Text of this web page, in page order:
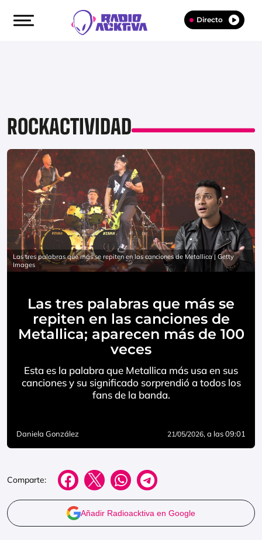
Directo
ROCKACTIVIDAD
Las tres palabras que más se repiten en las canciones de Metallica | Getty
Images
Las tres palabras que más se
repiten en las canciones de
Metallica; aparecen más de 100
veces
Esta es la palabra que Metallica más usa en sus
canciones y su significado sorprendió a todos los
fans de la banda.
Daniela González 21/05/2026, a las 09:01
Comparte:
Añadir Radioacktiva en Google